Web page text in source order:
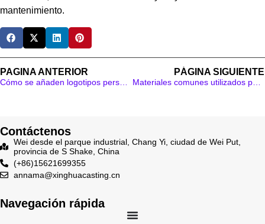
mantenimiento.
PAGINA ANTERIOR PÁGINA SIGUIENTE
Materiales comunes utilizados para las tapas de alcantarilla: una explicación
Contáctenos
Wei desde el parque industrial, Chang Yi, ciudad de Wei Put,
provincia de S Shake, China
(+86)15621699355
annama@xinghuacasting.cn
Navegación rápida